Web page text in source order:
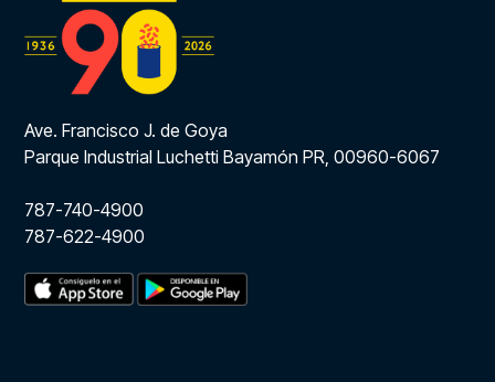
Ave. Francisco J. de Goya
Parque Industrial Luchetti Bayamón PR, 00960-6067
787-740-4900
787-622-4900